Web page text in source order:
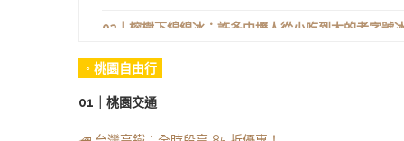
03｜榕樹下綿綿冰：許多中壢人從小吃到大的老字號
◦ 飛越臺灣
◦ 開鄉桃園
◦ 桃園自由行
01｜桃園交通